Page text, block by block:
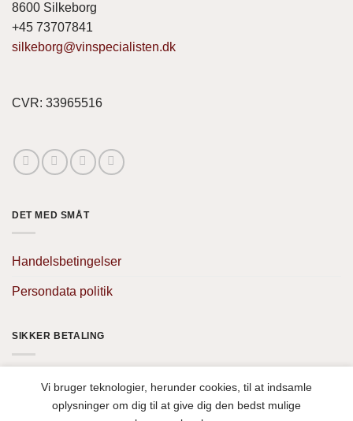
8600 Silkeborg
+45 73707841
silkeborg@vinspecialisten.dk
CVR: 33965516
DET MED SMÅT
Handelsbetingelser
Persondata politik
SIKKER BETALING
Vi bruger teknologier, herunder cookies, til at indsamle
oplysninger om dig til at give dig den bedst mulige